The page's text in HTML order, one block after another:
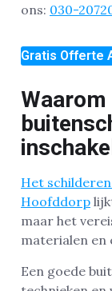
ons: 030-
Gratis Offerte
Het
Hoofddorp
maar het
materialen en
Een goede